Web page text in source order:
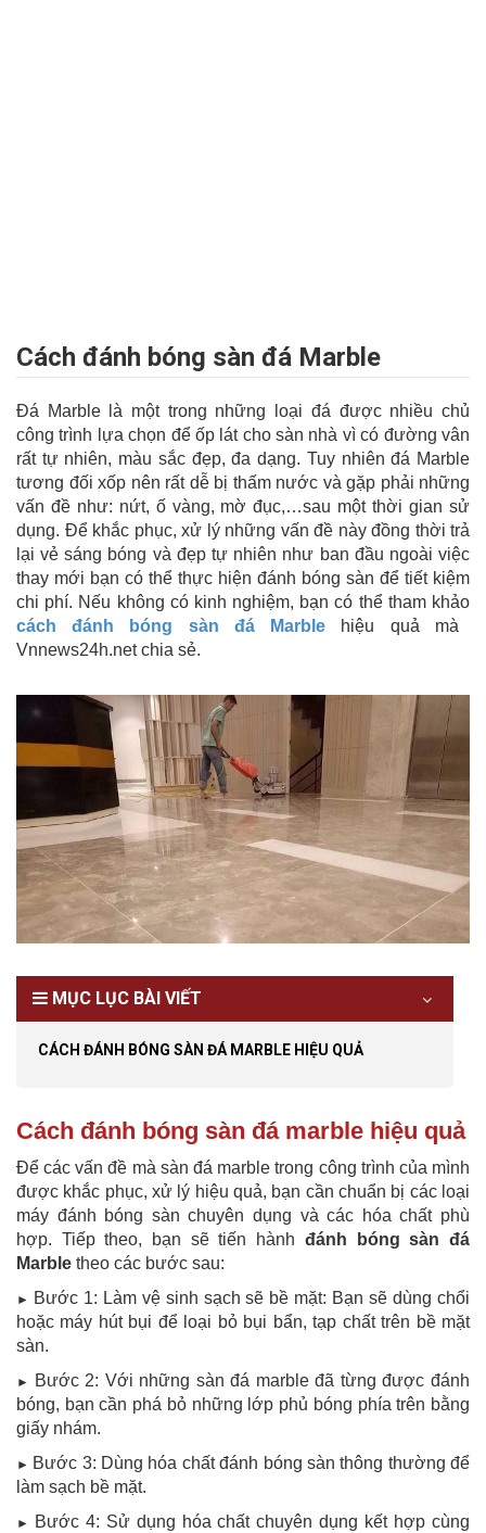
Cách đánh bóng sàn đá Marble
Đá Marble là một trong những loại đá được nhiều chủ
công trình lựa chọn để ốp lát cho sàn nhà vì có đường vân
rất tự nhiên, màu sắc đẹp, đa dạng. Tuy nhiên đá Marble
tương đối xốp nên rất dễ bị thấm nước và gặp phải những
vấn đề như: nứt, ố vàng, mờ đục,…sau một thời gian sử
dụng. Để khắc phục, xử lý những vấn đề này đồng thời trả
lại vẻ sáng bóng và đẹp tự nhiên như ban đầu ngoài việc
thay mới bạn có thể thực hiện đánh bóng sàn để tiết kiệm
chi phí. Nếu không có kinh nghiệm, bạn có thể tham khảo
cách đánh bóng sàn đá Marble
hiệu quả mà
Vnnews24h.net chia sẻ.
MỤC LỤC BÀI VIẾT
CÁCH ĐÁNH BÓNG SÀN ĐÁ MARBLE HIỆU QUẢ
Cách đánh bóng sàn đá marble hiệu quả
Để các vấn đề mà sàn đá marble trong công trình của mình
được khắc phục, xử lý hiệu quả, bạn cần chuẩn bị các loại
máy đánh bóng sàn chuyên dụng và các hóa chất phù
hợp. Tiếp theo, bạn sẽ tiến hành đánh bóng sàn đá
Marble theo các bước sau:
► Bước 1: Làm vệ sinh sạch sẽ bề mặt: Bạn sẽ dùng chổi
hoặc máy hút bụi để loại bỏ bụi bẩn, tạp chất trên bề mặt
sàn.
►
Bước 2: Với những sàn đá marble đã từng được đánh
bóng, bạn cần phá bỏ những lớp phủ bóng phía trên bằng
giấy nhám.
► Bước 3: Dùng hóa chất đánh bóng sàn thông thường để
làm sạch bề mặt.
►
Bước 4: Sử dụng hóa chất chuyên dụng kết hợp cùng